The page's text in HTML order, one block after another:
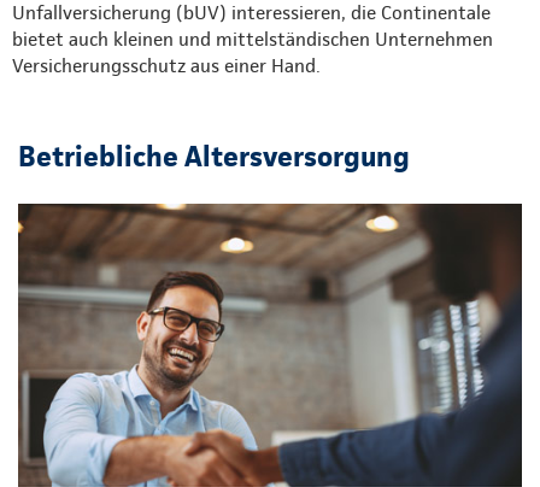
Unfallversicherung (bUV) interessieren, die Continentale
bietet auch kleinen und mittelständischen Unternehmen
Versicherungsschutz aus einer Hand.
Betriebliche Altersversorgung